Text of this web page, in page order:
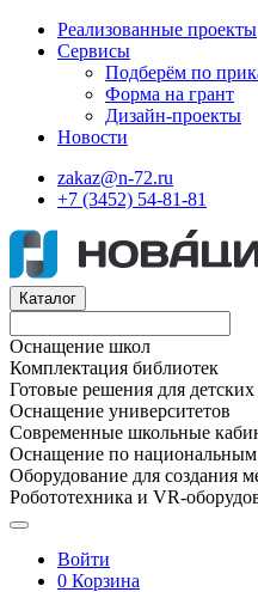
Реализованные проекты
Сервисы
Подберём по
Форма на грант
Дизайн-проекты
Новости
zakaz@n-72.ru
+7 (3452) 54-81-81
Каталог
Оснащение школ
Комплектация библиотек
Готовые решения для детских
Оснащение университетов
Современные школьные
Оснащение по национальным
Оборудование для создания
Робототехника и VR-
Войти
0 Корзина